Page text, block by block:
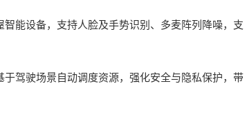
能设备，支持人脸及手势识别、多麦阵列降噪，支
驾驶场景自动调度资源，强化安全与隐私保护，带